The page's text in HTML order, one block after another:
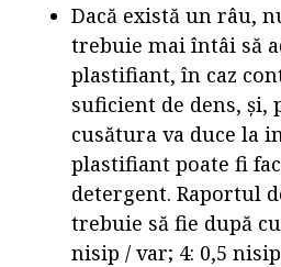
Dacă există un râu,
trebuie mai întâi să
plastifiant, în caz
suficient de dens, și,
cusătura va duce la
plastifiant poate fi
detergent. Raportul
trebuie să fie după
nisip / var; 4: 0,5